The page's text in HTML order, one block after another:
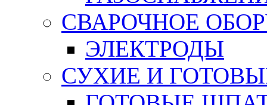
СВАРОЧНОЕ
ЭЛЕКТРОДЫ
СУХИЕ И